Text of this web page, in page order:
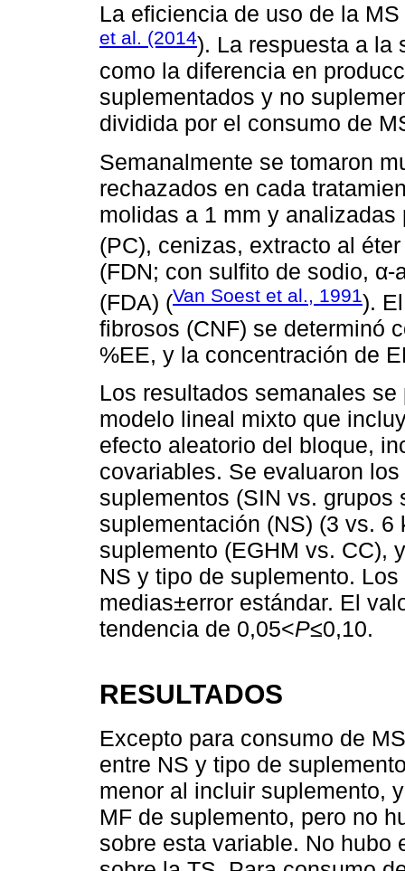
La eficiencia de uso de la
et al. (2014). La respuesta a la
como la diferencia en
suplementados y no
dividida por el consumo de
Semanalmente se tomaron
rechazados en cada
molidas a 1 mm y
(PC), cenizas, extracto al éter
(FDN; con sulfito de sodio,
(FDA) (Van Soest et al., 1991).
fibrosos (CNF) se determinó
%EE, y la concentración de
Los resultados semanales
modelo lineal mixto que
efecto aleatorio del bloque,
covariables. Se evaluaron
suplementos (SIN vs.
suplementación (NS) (3 vs.
suplemento (EGHM vs. CC),
NS y tipo de suplemento.
medias±error estándar. El
tendencia de 0,05<P≤0,10.
RESULTADOS
Excepto para consumo de
entre NS y tipo de
menor al incluir suplemento,
MF de suplemento, pero no
sobre esta variable. No hubo